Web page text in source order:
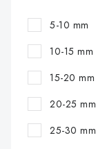
5-10 mm
10-15 mm
15-20 mm
20-25 mm
25-30 mm